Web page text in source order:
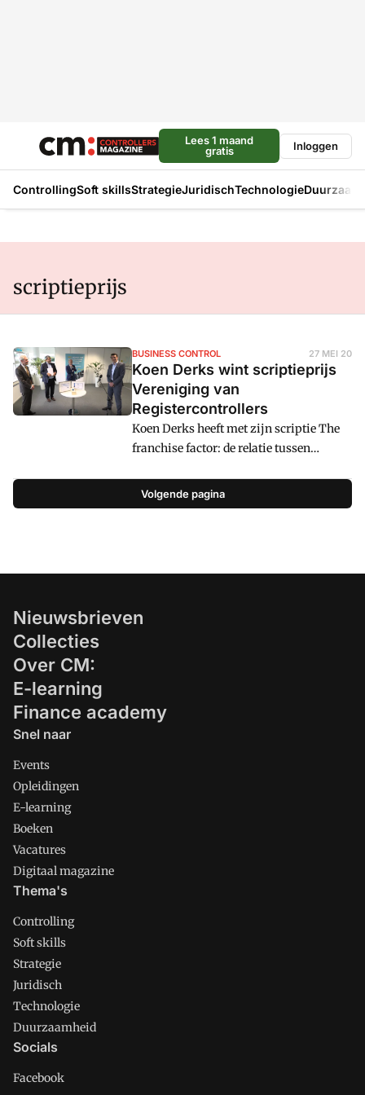
Lees 1 maand
gratis
Inloggen
ControllingSoft skillsStrategieJuridischTechnologie
scriptieprijs
BUSINESS CONTROL 27 MEI 20
Koen Derks wint scriptieprijs
Vereniging van
Registercontrollers
Koen Derks heeft met zijn scriptie The
franchise factor: de relatie tussen
Jumbo Supermarkten de scriptieprijs
van de Vereniging van
Volgende pagina
Nieuwsbrieven
Collecties
Over CM:
E-learning
Finance academy
Snel naar
Events
Opleidingen
E-learning
Boeken
Vacatures
Digitaal magazine
Thema's
Controlling
Soft skills
Strategie
Juridisch
Technologie
Duurzaamheid
Socials
Facebook